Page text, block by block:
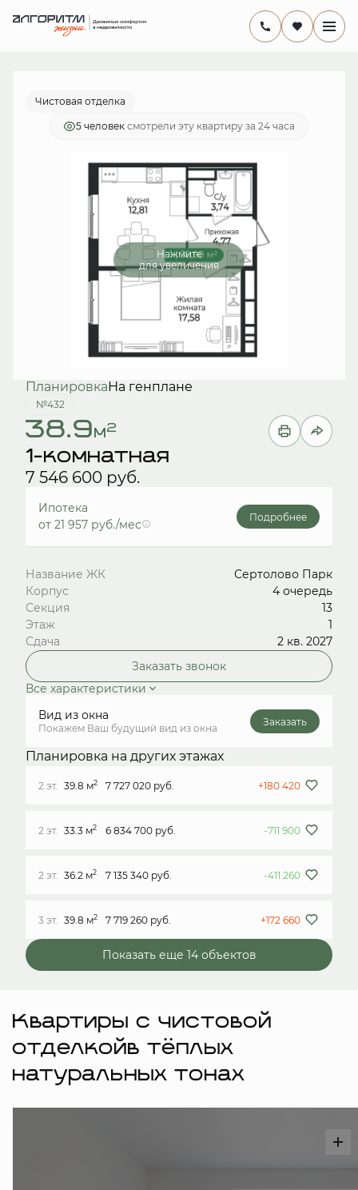
1-комнатная
7 546 600 руб.
от 21 957 руб./мес.
Чистовая отделка
5 человек смотрели эту квартиру за 24 часа
Нажмите
для увеличения
ПланировкаНа генплане
№432
38.9м2
1-комнатная
7 546 600 руб.
Ипотека
от 21 957 руб./мес
Подробнее
Название ЖК
Сертолово Парк
Корпус
4 очередь
Секция
13
Этаж
1
Сдача
2 кв. 2027
Заказать звонок
Все характеристики
Вид из окна
Покажем Ваш будущий вид из окна
Заказать
Планировка на других этажах
2 эт. 39.8 м2 7 727 020 руб. +180 420
2 эт. 33.3 м2 6 834 700 руб. -711 900
2 эт. 36.2 м2 7 135 340 руб. -411 260
3 эт. 39.8 м2 7 719 260 руб. +172 660
Показать еще 14 объектов
Квартиры с чистовой
отделкойв тёплых
натуральных тонах